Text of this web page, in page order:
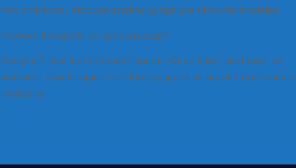
Med andre ord: Kroppen styrkes og hjælpes til selvhelbredelse.
Hvordan behandler en zoneterapeut?
Mange går ikke kun til zoneterapeut, når de bliver akut syge. De
anvender zoneterapien rent forebyggende og som led i en sundere
livsførelse.